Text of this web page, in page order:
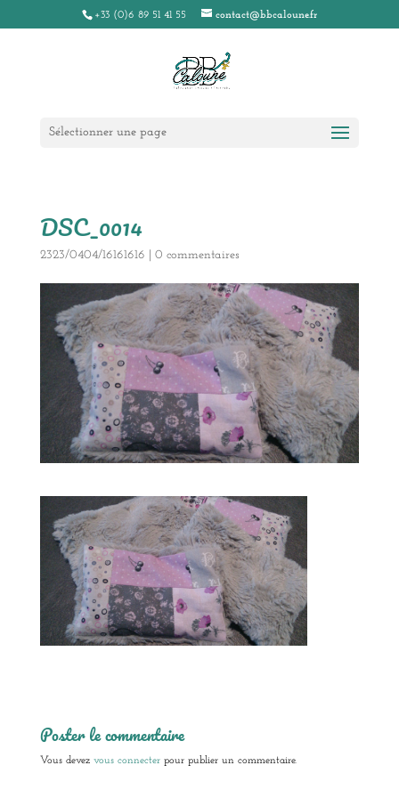
+33 (0)6 89 51 41 55 contact@bbcaloune.fr
Sélectionner une page
DSC_0014
2323/0404/16161616 0 commentaires
Poster le commentaire
Vous devez vous connecterpour publier un commentaire.